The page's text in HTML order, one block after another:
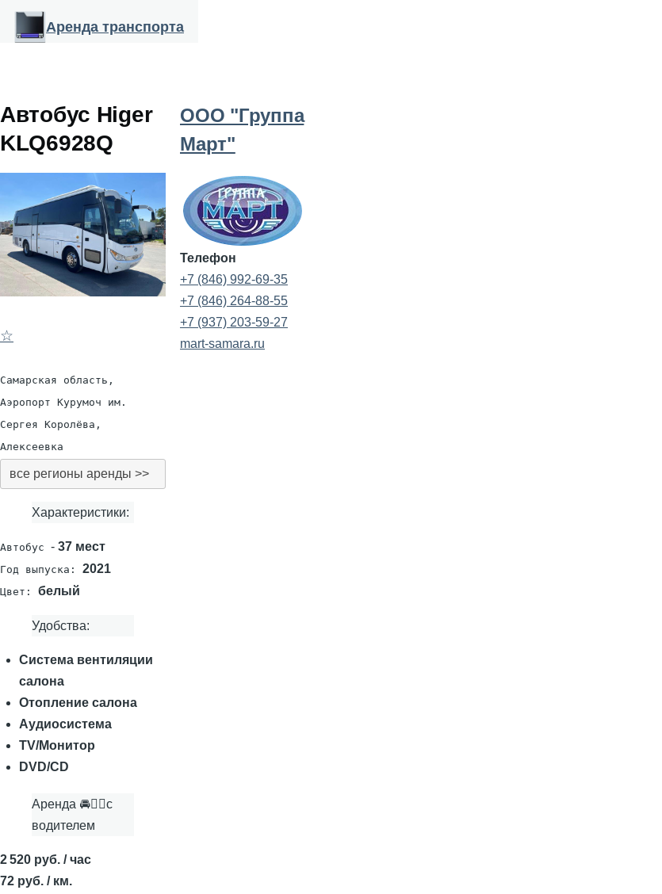
Перейти к основному содержанию
Аренда транспорта
Автобус Higer
KLQ6928Q
☆
Самарская область,
Аэропорт Курумоч им.
Сергея Королёва,
Алексеевка
все регионы аренды >>
Характеристики:
Автобус - 37 мест
Год выпуска: 2021
Цвет: белый
Удобства:
Система вентиляции
салона
Отопление салона
Аудиосистема
TV/Монитор
DVD/CD
Аренда 🚘👨‍✈с
водителем
2 520 руб. / час
72 руб. / км.
ООО "Группа
Март"
Телефон
+7 (846) 992-69-35
+7 (846) 264-88-55
+7 (937) 203-59-27
mart-samara.ru